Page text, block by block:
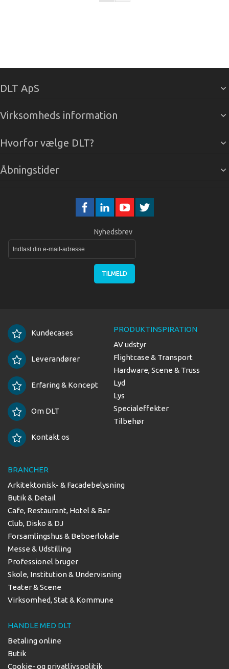
DLT ApS
Virksomheds information
Hvorfor vælge DLT?
Åbningstider
Nyhedsbrev
TILMELD
Kundecases
Leverandører
Erfaring & Koncept
Om DLT
Kontakt os
PRODUKTINSPIRATION
AV udstyr
Flightcase & Transport
Hardware, Scene & Truss
Lyd
Lys
Specialeffekter
Tilbehør
BRANCHER
Arkitektonisk- & Facadebelysning
Butik & Detail
Cafe, Restaurant, Hotel & Bar
Club, Disko & DJ
Forsamlingshus & Beboerlokale
Messe & Udstilling
Professionel bruger
Skole, Institution & Undervisning
Teater & Scene
Virksomhed, Stat & Kommune
HANDLE MED DLT
Betaling online
Butik
Cookie- og privatlivspolitik